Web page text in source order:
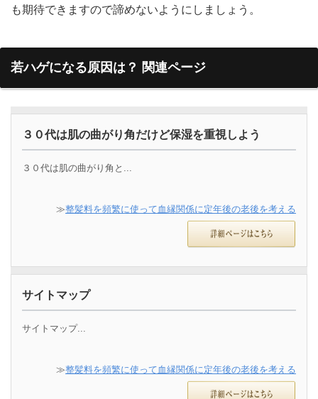
も期待できますので諦めないようにしましょう。
若ハゲになる原因は？ 関連ページ
３０代は肌の曲がり角だけど保湿を重視しよう
３０代は肌の曲がり角と...
≫整髪料を頻繁に使って血縁関係に定年後の老後を考える
サイトマップ
サイトマップ...
≫整髪料を頻繁に使って血縁関係に定年後の老後を考える